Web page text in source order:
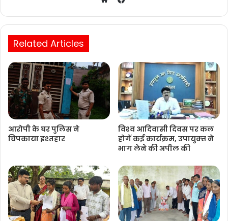
Related Articles
आरोपी के घर पुलिस ने
चिपकाया इश्तहार
विश्‍व आदिवासी दिवस पर कल
होगें कई कार्यक्रम, उपायुक्‍त ने
भाग लेने की अपील की